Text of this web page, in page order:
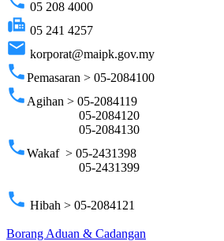
05 208 4000
fax 05 241 4257
email korporat@maipk.gov.my
phonePemasaran > 05-2084100
phone Agihan > 05-2084119
05-2084120
05-2084130
phoneWakaf > 05-2431398
05-2431399
phone Hibah > 05-2084121
Borang Aduan & Cadangan